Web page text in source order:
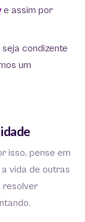
e assim por
condizente
um
isso, pense em
vida de outras
resolver